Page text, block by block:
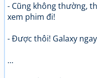
- Cũng không thường,
xem phim đi!
- Được thôi! Galaxy
…